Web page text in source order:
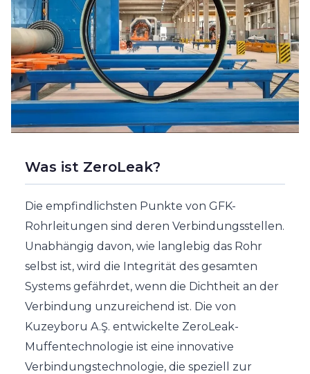
Was ist ZeroLeak?
Die empfindlichsten Punkte von GFK-
Rohrleitungen sind deren Verbindungsstellen.
Unabhängig davon, wie langlebig das Rohr
selbst ist, wird die Integrität des gesamten
Systems gefährdet, wenn die Dichtheit an der
Verbindung unzureichend ist. Die von
Kuzeyboru A.Ş. entwickelte ZeroLeak-
Muffentechnologie ist eine innovative
Verbindungstechnologie, die speziell zur